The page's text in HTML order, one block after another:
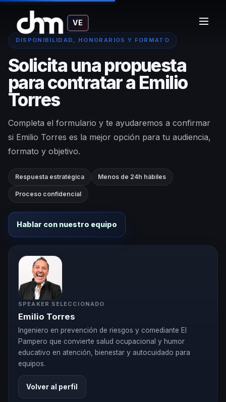
VE
DISPONIBILIDAD, HONORARIOS Y FORMATO
Solicita una propuesta
para contratar a Emilio
Torres
Completa el formulario y te ayudaremos a confirmar
si Emilio Torres es la mejor opción para tu audiencia,
formato y objetivo.
Respuesta estratégica Menos de 24h hábiles
Proceso confidencial
Hablar con nuestro equipo
SPEAKER SELECCIONADO
Emilio Torres
Ingeniero en prevención de riesgos y comediante El
Pampero que convierte salud ocupacional y humor
educativo en atención, bienestar y autocuidado para
equipos.
Volver al perfil